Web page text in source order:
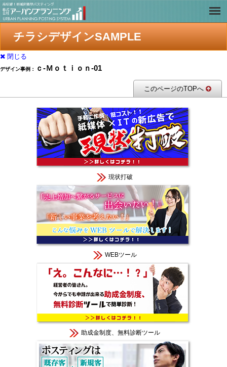
チラシデザインSAMPLE
閉じる
デザイン事例： ｃ-Ｍｏｔｉｏｎ-01
このページのTOPへ
現状打破
WEBツール
助成金制度、無料診断ツール